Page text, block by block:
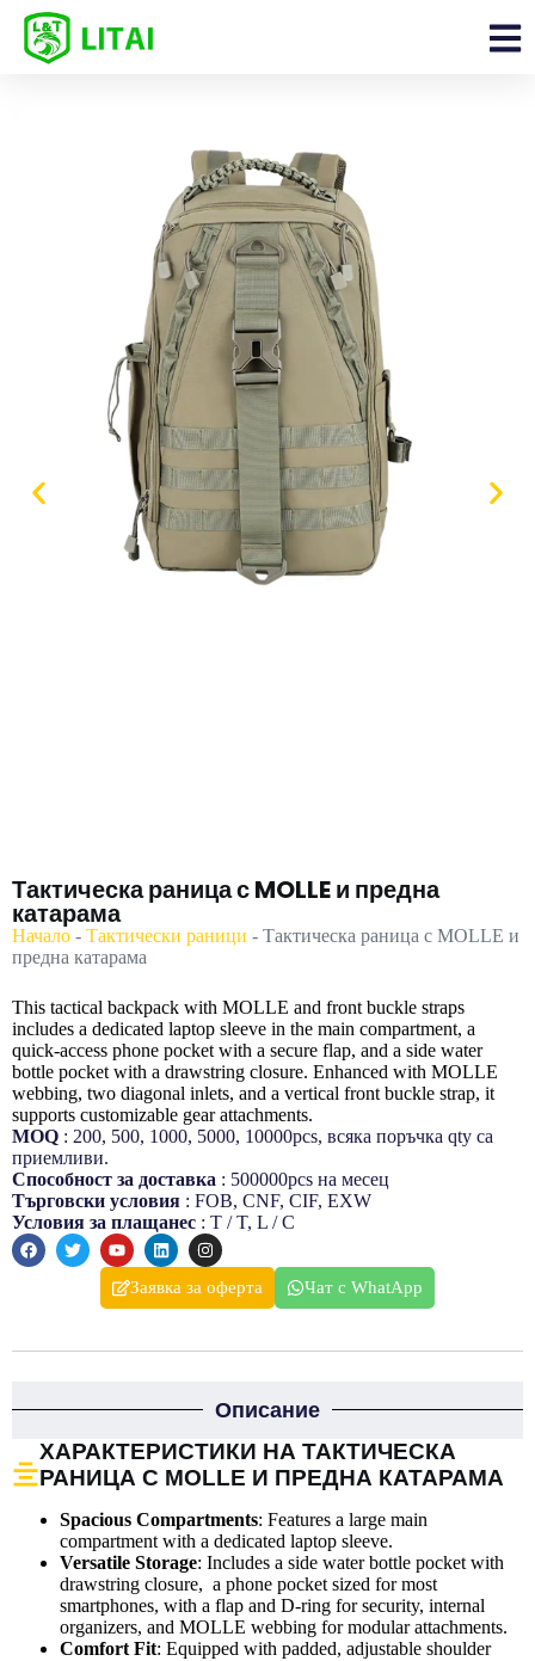
Тактическа раница с MOLLE и предна
катарама
Начало - Тактически раници - Тактическа раница с MOLLE и
предна катарама
This tactical backpack with MOLLE and front buckle straps
includes a dedicated laptop sleeve in the main compartment, a
quick-access phone pocket with a secure flap, and a side water
bottle pocket with a drawstring closure. Enhanced with MOLLE
webbing, two diagonal inlets, and a vertical front buckle strap, it
supports customizable gear attachments.
MOQ : 200, 500, 1000, 5000, 10000pcs, всяка поръчка qty са
приемливи.
Способност за доставка : 500000pcs на месец
Търговски условия : FOB, CNF, CIF, EXW
Условия за плащанеc : T / T, L / C
Заявка за оферта Чат с WhatApp
Описание
ХАРАКТЕРИСТИКИ НА ТАКТИЧЕСКА
РАНИЦА С MOLLE И ПРЕДНА КАТАРАМА
Spacious Compartments: Features a large main
compartment with a dedicated laptop sleeve.
Versatile Storage: Includes a side water bottle pocket with
drawstring closure, a phone pocket sized for most
smartphones, with a flap and D-ring for security, internal
organizers, and MOLLE webbing for modular attachments.
Comfort Fit: Equipped with padded, adjustable shoulder